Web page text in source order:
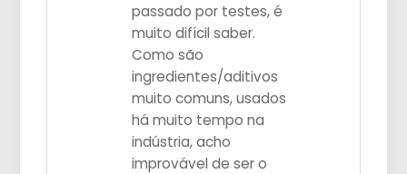
passado por testes, é
muito difícil saber.
Como são
ingredientes/aditivos
muito comuns, usados
há muito tempo na
indústria, acho
improvável de ser o